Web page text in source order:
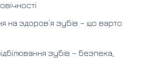
на здоров’я зубів – що варто
зубів – безпека,